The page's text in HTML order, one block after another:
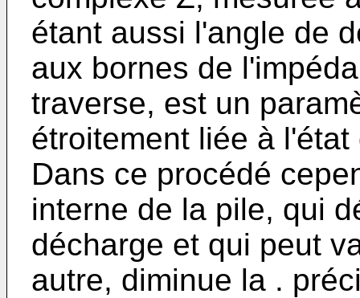
étant aussi l'angle de
aux bornes de
traverse, est un
étroitement liée à
Dans ce procédé
interne de la pile, qui
décharge et qui peut
autre, diminue la .